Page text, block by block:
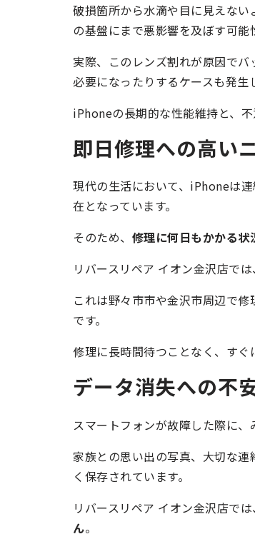
破損箇所から水滴や目に見えな
の基盤にまで悪影響を及ぼす可能
実際、このレンズ割れが原因で
必要になったりするケースも発生
iPhoneの長期的な性能維持と、
即日修理への高い
現代の生活において、iPhoneは
在となっています。
そのため、 修理に何日もかかる
リバースリペア イオン金沢店で
これは野々市市や金沢市周辺で
です。
修理に長時間待つことなく、すぐ
データ消失への不
スマートフォンが故障した際に、
家族との思い出の写真、大切な
く保存されています。
リバースリペア イオン金沢店では
ん。